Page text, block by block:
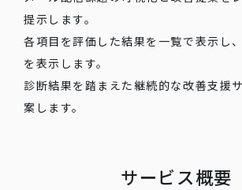
提示します。
各項目を評価した結果を一覧で表示し
を表示します。
診断結果を踏まえた継続的な改善支援
案します。
サービス概要